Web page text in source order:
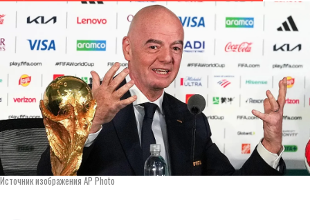
Источник изображения AP Photo